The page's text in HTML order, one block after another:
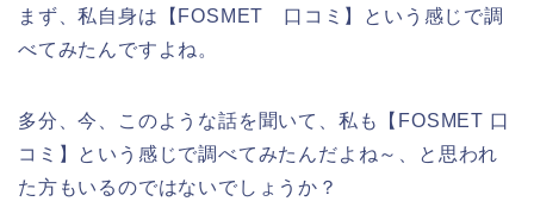
まず、私自身は【FOSMET 口コミ】という感じで調
べてみたんですよね。
多分、今、このような話を聞いて、私も【FOSMET 口
コミ】という感じで調べてみたんだよね～、と思われ
た方もいるのではないでしょうか？